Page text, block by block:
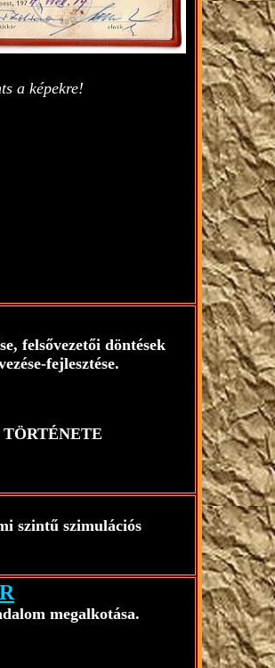
a képekre!
felsővezetői döntések
fejlesztése.
szintű szimulációs
megalkotása.